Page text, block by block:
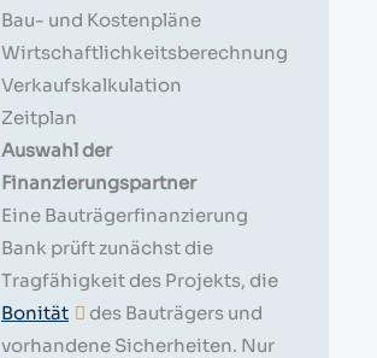
Bau- und Kostenpläne
Wirtschaftlichkeitsberechnung
Verkaufskalkulation
Zeitplan
Auswahl der
Finanzierungspartner
Eine Bauträgerfinanzierung
Bank prüft zunächst die
Tragfähigkeit des Projekts, die
Bonität
des Bauträgers und
vorhandene Sicherheiten. Nur